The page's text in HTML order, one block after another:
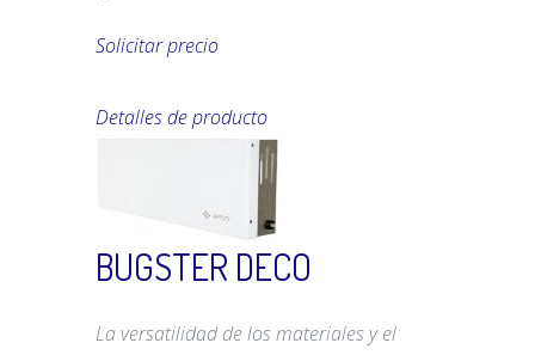
Solicitar precio
Detalles de producto
BUGSTER DECO
La versatilidad de los materiales y el